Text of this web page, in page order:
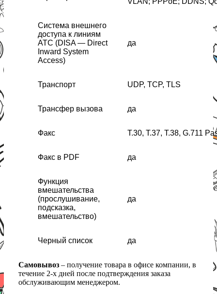
Система внешнего
доступа к линиям
АТС (DISA — Direct
Inward System
Access)
да
Транспорт UDP, TCP, TLS
Трансфер вызова да
Факс Т.30, Т.37, Т.38, G.711
Факс в PDF да
Функция
вмешательства
(прослушивание,
подсказка,
вмешательство)
да
Черный список да
Самовывоз – получение товара в офисе компании, в
течение 2-х дней после подтверждения заказа
обслуживающим менеджером.